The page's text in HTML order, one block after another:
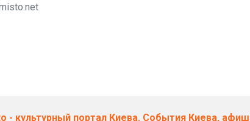
- культурный портал Киева. События Киева,